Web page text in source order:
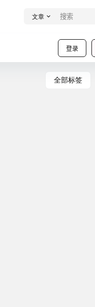
文章
登录
全部标签